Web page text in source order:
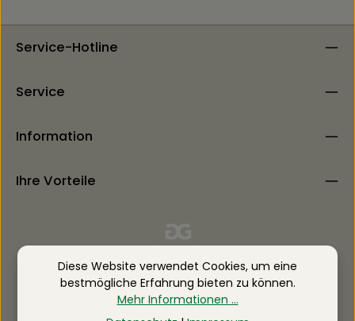
Service-Hotline
Service
Information
Ihre Vorteile
Diese Website verwendet Cookies, um eine
bestmögliche Erfahrung bieten zu können.
Mehr Informationen ...